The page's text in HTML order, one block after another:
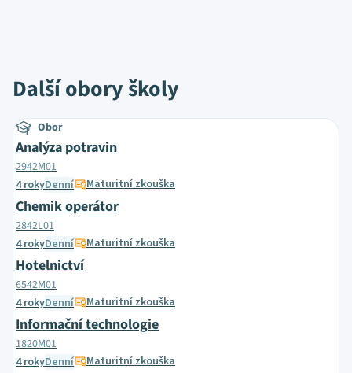
Další obory školy
Obor
Analýza potravin
2942M01
4 rokyDenní Maturitní zkouška
Chemik operátor
2842L01
4 rokyDenní Maturitní zkouška
Hotelnictví
6542M01
4 rokyDenní Maturitní zkouška
Informační technologie
1820M01
4 rokyDenní Maturitní zkouška